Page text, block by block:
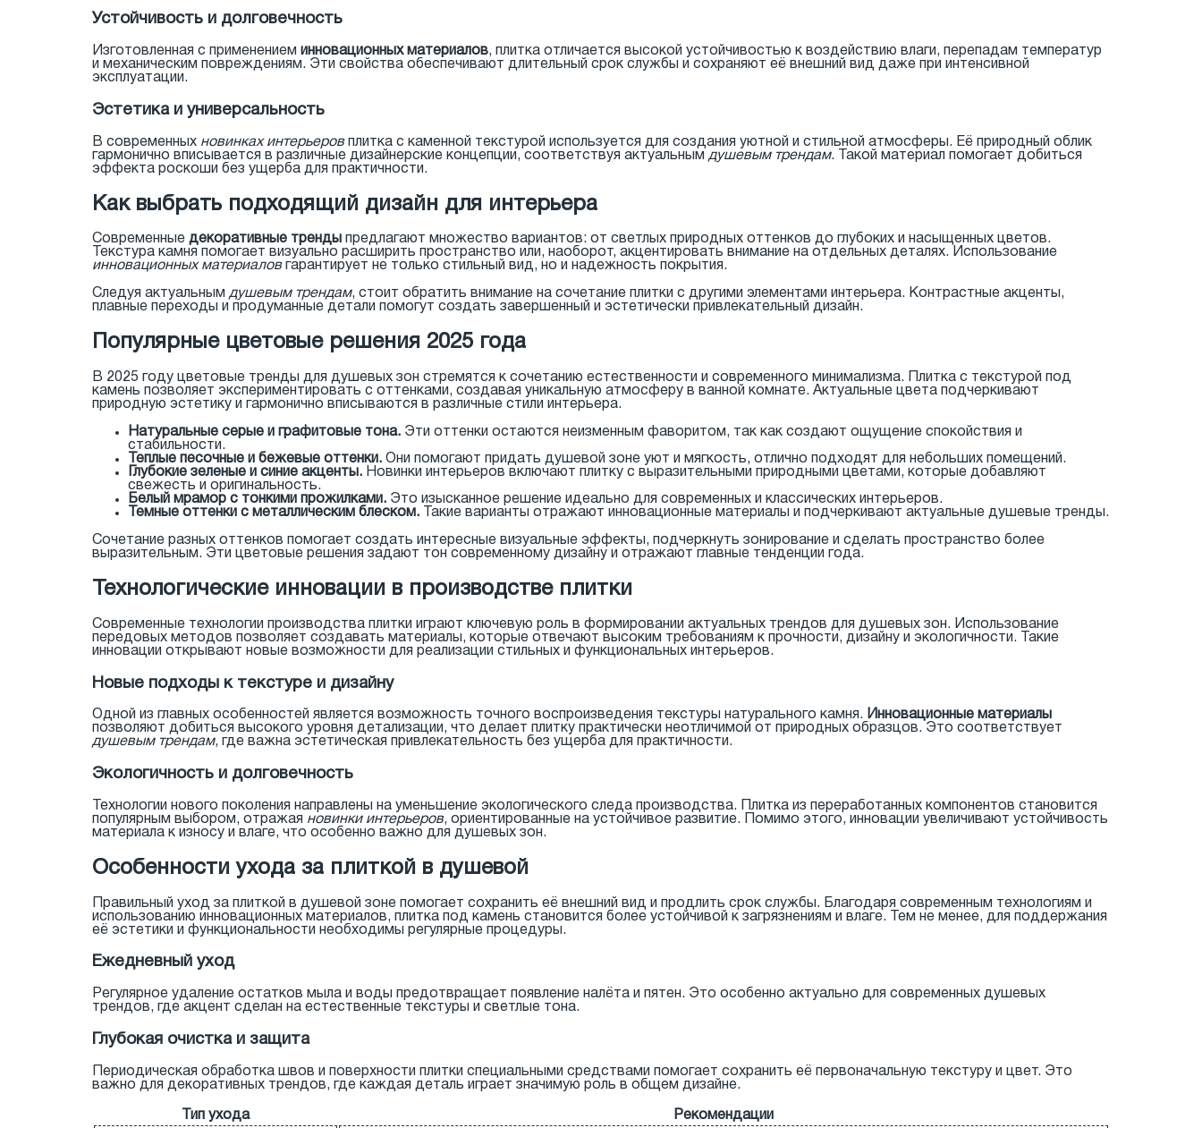
Устойчивость и долговечность
Изготовленная с применением инновационных материалов, плитка отличается высокой устойчивостью к воздействию влаги, перепадам температур
и механическим повреждениям. Эти свойства обеспечивают длительный срок службы и сохраняют её внешний вид даже при интенсивной
эксплуатации.
Эстетика и универсальность
В современных новинках интерьеровплитка с каменной текстурой используется для создания уютной и стильной атмосферы. Её природный облик
гармонично вписывается в различные дизайнерские концепции, соответствуя актуальным душевым трендам. Такой материал помогает добиться
эффекта роскоши без ущерба для практичности.
Как выбрать подходящий дизайн для интерьера
Современные декоративные тренды
предлагают множество вариантов: от светлых природных оттенков до глубоких и насыщенных цветов.
Текстура камня помогает визуально расширить пространство или, наоборот, акцентировать внимание на отдельных деталях. Использование
инновационных материаловгарантирует не только стильный вид, но и надежность покрытия.
Следуя актуальным душевым трендам, стоит обратить внимание на сочетание плитки с другими элементами интерьера. Контрастные акценты,
плавные переходы и продуманные детали помогут создать завершенный и эстетически привлекательный дизайн.
Популярные цветовые решения 2025 года
В 2025 году цветовые тренды для душевых зон стремятся к сочетанию естественности и современного минимализма. Плитка с текстурой под
камень позволяет экспериментировать с оттенками, создавая уникальную атмосферу в ванной комнате. Актуальные цвета подчеркивают
природную эстетику и гармонично вписываются в различные стили интерьера.
Натуральные серые и графитовые тона. Эти оттенки остаются неизменным фаворитом, так как создают ощущение спокойствия и
стабильности.
Теплые песочные и бежевые оттенки. Они помогают придать душевой зоне уют и мягкость, отлично подходят для небольших помещений.
Глубокие зеленые и синие акценты. Новинки интерьеров включают плитку с выразительными природными цветами, которые добавляют
свежесть и оригинальность.
Белый мрамор с тонкими прожилками. Это изысканное решение идеально для современных и классических интерьеров.
Темные оттенки с металлическим блеском. Такие варианты отражают инновационные материалы и подчеркивают актуальные душевые тренды.
Сочетание разных оттенков помогает создать интересные визуальные эффекты, подчеркнуть зонирование и сделать пространство более
выразительным. Эти цветовые решения задают тон современному дизайну и отражают главные тенденции года.
Технологические инновации в производстве плитки
Современные технологии производства плитки играют ключевую роль в формировании актуальных трендов для душевых зон. Использование
передовых методов позволяет создавать материалы, которые отвечают высоким требованиям к прочности, дизайну и экологичности. Такие
инновации открывают новые возможности для реализации стильных и функциональных интерьеров.
Новые подходы к текстуре и дизайну
Одной из главных особенностей является возможность точного воспроизведения текстуры натурального камня. Инновационные материалы
позволяют добиться высокого уровня детализации, что делает плитку практически неотличимой от природных образцов. Это соответствует
душевым трендам, где важна эстетическая привлекательность без ущерба для практичности.
Экологичность и долговечность
Технологии нового поколения направлены на уменьшение экологического следа производства. Плитка из переработанных компонентов становится
популярным выбором, отражая новинки интерьеров, ориентированные на устойчивое развитие. Помимо этого, инновации увеличивают устойчивость
материала к износу и влаге, что особенно важно для душевых зон.
Особенности ухода за плиткой в душевой
Правильный уход за плиткой в душевой зоне помогает сохранить её внешний вид и продлить срок службы. Благодаря современным технологиям и
использованию инновационных материалов, плитка под камень становится более устойчивой к загрязнениям и влаге. Тем не менее, для поддержания
её эстетики и функциональности необходимы регулярные процедуры.
Ежедневный уход
Регулярное удаление остатков мыла и воды предотвращает появление налёта и пятен. Это особенно актуально для современных душевых
трендов, где акцент сделан на естественные текстуры и светлые тона.
Глубокая очистка и защита
Периодическая обработка швов и поверхности плитки специальными средствами помогает сохранить её первоначальную текстуру и цвет. Это
важно для декоративных трендов, где каждая деталь играет значимую роль в общем дизайне.
Тип ухода
Рекомендации